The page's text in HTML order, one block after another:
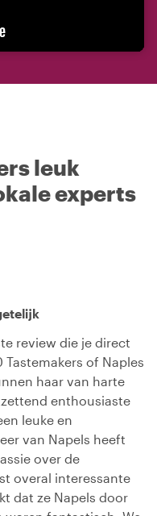
leuk
experts
review die je direct
Tastemakers of Naples
haar van harte
enthousiaste
leuke en
van Napels heeft
over de
overal interessante
dat ze Napels door